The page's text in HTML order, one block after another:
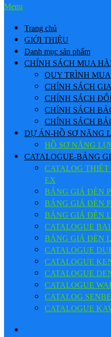
Menu
Trang chủ
GIỚI THIỆU
Danh mục sản phẩm
CHÍNH SÁCH MUA
QUY TRÌNH
CHÍNH SÁCH
CHÍNH SÁCH
CHÍNH SÁCH
CHÍNH SÁCH
DỰ ÁN-HỒ SƠ NĂNG
HỒ SƠ NĂNG
CATALOGUE-BẢNG
CATALOG
EX
BẢNG GIÁ ĐÈN
BẢNG GIÁ ĐÈN
BẢNG GIÁ ĐÈN
CATALOGUE
BẢNG GIÁ ĐÈN
CATALOGUE
CATALOGUE
CATALOGUE
CATALOGUE
CATALOG
CATALOGUE